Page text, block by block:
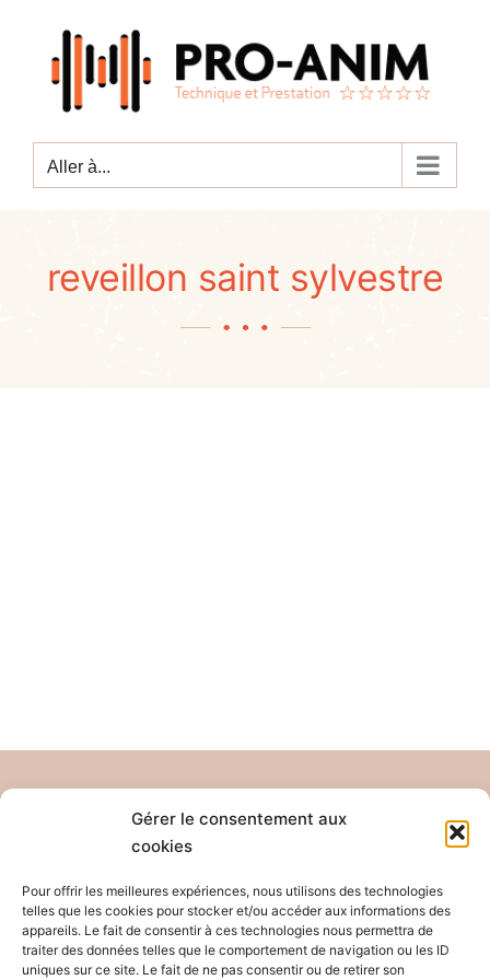
Gérer le consentement aux
cookies
Pour offrir les meilleures expériences, nous utilisons des technologies
telles que les cookies pour stocker et/ou accéder aux informations des
appareils. Le fait de consentir à ces technologies nous permettra de
traiter des données telles que le comportement de navigation ou les ID
uniques sur ce site. Le fait de ne pas consentir ou de retirer son
contenu
Aller à...
reveillon saint sylvestre
Tél: 04 26 65 32 19
Email: contact@pro-anim.com